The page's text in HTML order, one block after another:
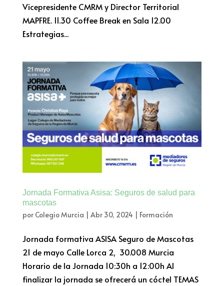
Vicepresidente CMRM y Director Territorial
MAPFRE. 11.30 Coffee Break en Sala 12.00
Estrategias...
Jornada Formativa Asisa: Seguros de salud para
mascotas
por Colegio Murcia | Abr 30, 2024 | Formación
Jornada formativa ASISA Seguro de Mascotas
21 de mayo Calle Lorca 2, 30.008 Murcia
Horario de la Jornada 10:30h a 12:00h Al
finalizar la jornada se ofrecerá un cóctel TEMAS